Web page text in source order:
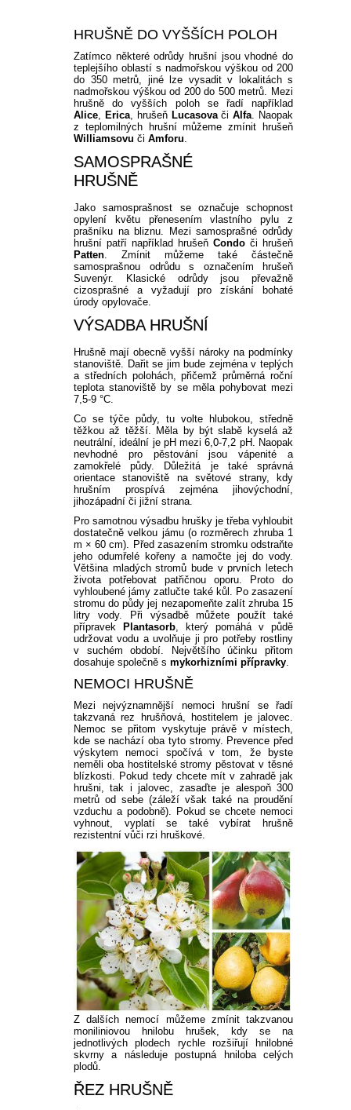
HRUŠNĚ DO VYŠŠÍCH POLOH
Zatímco některé odrůdy hrušní jsou vhodné do
teplejšího oblastí s nadmořskou výškou od 200
do 350 metrů, jiné lze vysadit v lokalitách s
nadmořskou výškou od 200 do 500 metrů. Mezi
hrušně do vyšších poloh se řadí například
Alice, Erica, hrušeň LucasovačiAlfa. Naopak
z teplomilných hrušní můžeme zmínit hrušeň
Williamsovu či Amforu.
SAMOSPRAŠNÉ
HRUŠNĚ
Jako samosprašnost se označuje schopnost
opylení květu přenesením vlastního pylu z
prašníku na bliznu. Mezi samosprašné odrůdy
hrušní patří například hrušeň Condo či hrušeň
Patten. Zmínit můžeme také částečně
samosprašnou odrůdu s označením hrušeň
Suvenýr. Klasické odrůdy jsou převažně
cizosprašné a vyžadují pro získání bohaté
úrody opylovače.
VÝSADBA HRUŠNÍ
Hrušně mají obecně vyšší nároky na podmínky
stanoviště. Dařit se jim bude zejména v teplých
a středních polohách, přičemž průměrná roční
teplota stanoviště by se měla pohybovat mezi
7,5-9 °C.
Co se týče půdy, tu volte hlubokou, středně
těžkou až těžší. Měla by být slabě kyselá až
neutrální, ideální je pH mezi 6,0-7,2 pH. Naopak
nevhodné pro pěstování jsou vápenité a
zamokřelé půdy. Důležitá je také správná
orientace stanoviště na světové strany, kdy
hrušním prospívá zejména jihovýchodní,
jihozápadní či jižní strana.
Pro samotnou výsadbu hrušky je třeba vyhloubit
dostatečně velkou jámu (o rozměrech zhruba 1
m × 60 cm). Před zasazením stromku odstraňte
jeho odumřelé kořeny a namočte jej do vody.
Většina mladých stromů bude v prvních letech
života potřebovat patřičnou oporu. Proto do
vyhloubené jámy zatlučte také kůl. Po zasazení
stromu do půdy jej nezapomeňte zalít zhruba 15
litry vody. Při výsadbě můžete použít také
přípravek
Plantasorb, který pomáhá v půdě
udržovat vodu a uvolňuje ji pro potřeby rostliny
v suchém období. Největšího účinku přitom
dosahuje společně s mykorhizními přípravky.
NEMOCI HRUŠNĚ
Mezi nejvýznamnější nemoci hrušní se řadí
takzvaná rez hrušňová, hostitelem je jalovec.
Nemoc se přitom vyskytuje právě v místech,
kde se nachází oba tyto stromy. Prevence před
výskytem nemoci spočívá v tom, že byste
neměli oba hostitelské stromy pěstovat v těsné
blízkosti. Pokud tedy chcete mít v zahradě jak
hrušni, tak i jalovec, zasaďte je alespoň 300
metrů od sebe (záleží však také na proudění
vzduchu a podobně). Pokud se chcete nemoci
vyhnout, vyplatí se také vybírat hrušně
rezistentní vůči rzi hruškové.
Z dalších nemocí můžeme zmínit takzvanou
moniliniovou hnilobu hrušek, kdy se na
jednotlivých plodech rychle rozšiřují hnilobné
skvrny a následuje postupná hniloba celých
plodů.
ŘEZ HRUŠNĚ